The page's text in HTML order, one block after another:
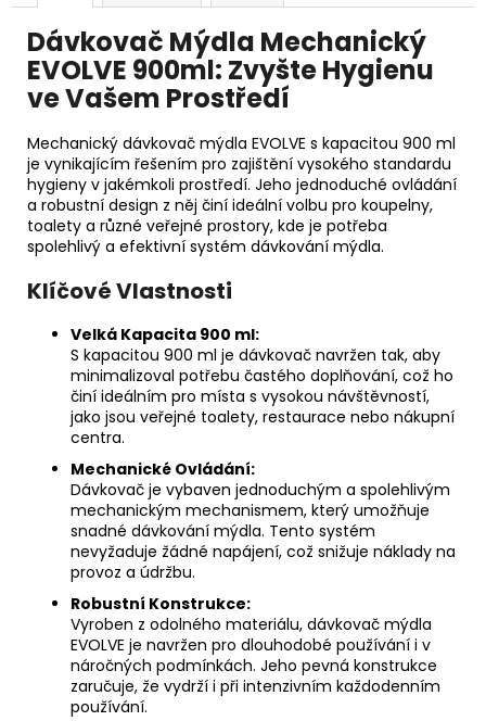
Dávkovač Mýdla Mechanický
EVOLVE 900ml: Zvyšte Hygienu
ve Vašem Prostředí
Mechanický dávkovač mýdla EVOLVE s kapacitou 900 ml
je vynikajícím řešením pro zajištění vysokého standardu
hygieny v jakémkoli prostředí. Jeho jednoduché ovládání
a robustní design z něj činí ideální volbu pro koupelny,
toalety a různé veřejné prostory, kde je potřeba
spolehlivý a efektivní systém dávkování mýdla.
Klíčové Vlastnosti
Velká Kapacita 900 ml:
S kapacitou 900 ml je dávkovač navržen tak, aby
minimalizoval potřebu častého doplňování, což ho
činí ideálním pro místa s vysokou návštěvností,
jako jsou veřejné toalety, restaurace nebo nákupní
centra.
Mechanické Ovládání:
Dávkovač je vybaven jednoduchým a spolehlivým
mechanickým mechanismem, který umožňuje
snadné dávkování mýdla. Tento systém
nevyžaduje žádné napájení, což snižuje náklady na
provoz a údržbu.
Robustní Konstrukce:
Vyroben z odolného materiálu, dávkovač mýdla
EVOLVE je navržen pro dlouhodobé používání i v
náročných podmínkách. Jeho pevná konstrukce
zaručuje, že vydrží i při intenzivním každodenním
používání.